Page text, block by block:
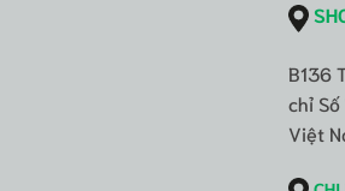
B136
chỉ
Việt